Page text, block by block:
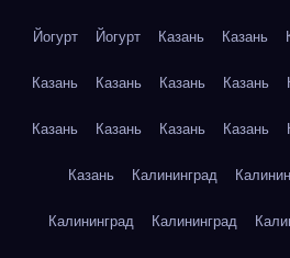
Йогурт Йогурт Казань Казань
Казань Казань Казань Казань
Казань Казань Казань Казань
Казань Калининград
Калининград Калининград